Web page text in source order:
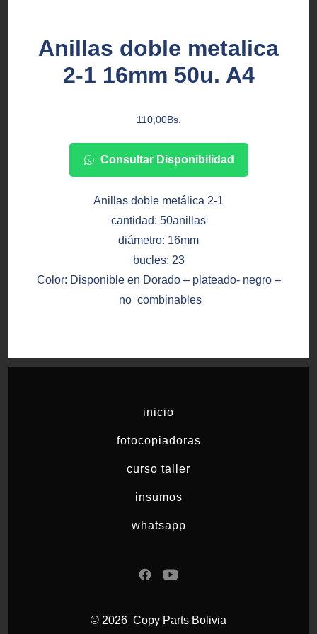
Anillas doble metalica
2-1 16mm 50u. A4
110,00Bs.
Consultar Disponibilidad
Anillas doble metálica 2-1
cantidad: 50anillas
diámetro: 16mm
bucles: 23
Color: Disponible en Dorado – plateado- negro –
no combinables
inicio
fotocopiadoras
curso taller
insumos
whatsapp
Abrir
en
Abrir
en
© 2026 Copy Parts Bolivia